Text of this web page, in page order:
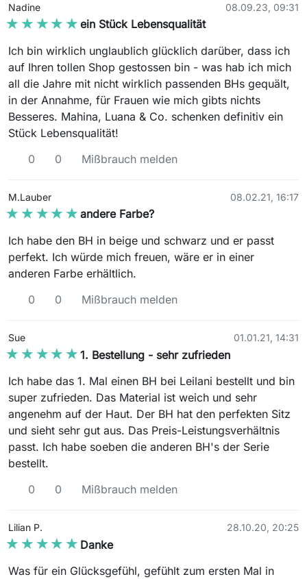
Nadine 08.09.23, 09:31
★★★★★
★★★★★ ein Stück Lebensqualität
Ich bin wirklich unglaublich glücklich darüber, dass ich
auf Ihren tollen Shop gestossen bin - was hab ich mich
all die Jahre mit nicht wirklich passenden BHs gequält,
in der Annahme, für Frauen wie mich gibts nichts
Besseres. Mahina, Luana & Co. schenken definitiv ein
Stück Lebensqualität!
0
0 Mißbrauch melden
M.Lauber 08.02.21, 16:17
★★★★★
★★★★★ andere Farbe?
Ich habe den BH in beige und schwarz und er passt
perfekt. Ich würde mich freuen, wäre er in einer
anderen Farbe erhältlich.
0
0 Mißbrauch melden
Sue 01.01.21, 14:31
★★★★★
★★★★★ 1. Bestellung - sehr zufrieden
Ich habe das 1. Mal einen BH bei Leilani bestellt und bin
super zufrieden. Das Material ist weich und sehr
angenehm auf der Haut. Der BH hat den perfekten Sitz
und sieht sehr gut aus. Das Preis-Leistungsverhältnis
passt. Ich habe soeben die anderen BH's der Serie
bestellt.
0
0 Mißbrauch melden
Lilian P. 28.10.20, 20:25
★★★★★
★★★★★ Danke
Was für ein Glücksgefühl, gefühlt zum ersten Mal in